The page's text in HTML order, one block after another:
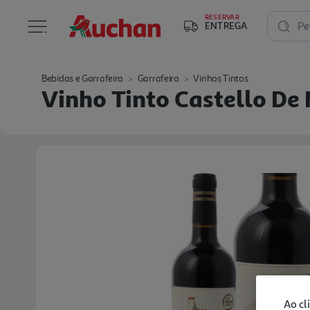
RESERVAR
ENTREGA
Bebidas e Garrafeira Garrafeira Vinhos Tintos
Vinho Tinto Castello De
Ao